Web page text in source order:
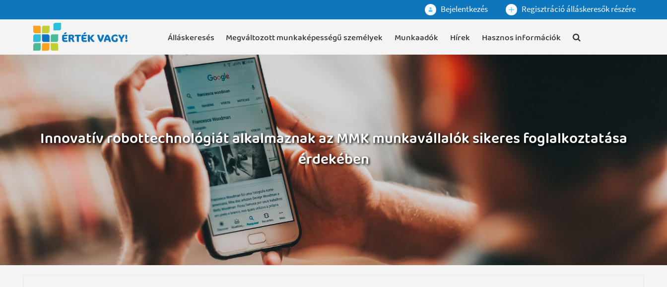
Bejelentkezés Regisztráció álláskeresők részére
Álláskeresés Megváltozott munkaképességű személyek Munkaadók Hírek Hasznos információk
Innovatív robottechnológiát alkalmaznak az MMK munkavállalók sikeres foglalkoztatása
érdekében